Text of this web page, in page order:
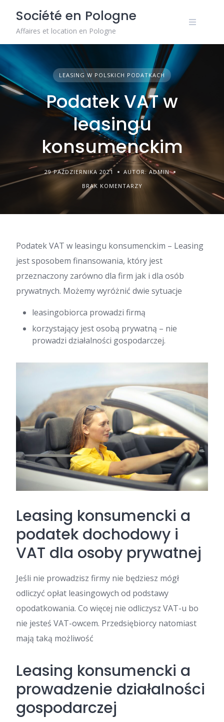
content
Société en Pologne
Affaires et location en Pologne
LEASING W POLSKICH PODATKACH
Podatek VAT w
leasingu
konsumenckim
29 PAŹDZIERNIKA 2021
AUTOR: ADMIN
BRAK KOMENTARZY
Podatek VAT w leasingu konsumenckim – Leasing
jest sposobem finansowania, który jest
przeznaczony zarówno dla firm jak i dla osób
prywatnych. Możemy wyróżnić dwie sytuacje
leasingobiorca prowadzi firmą
korzystający jest osobą prywatną – nie
prowadzi działalności gospodarczej.
Leasing konsumencki a
podatek dochodowy i
VAT dla osoby prywatnej
Jeśli nie prowadzisz firmy nie będziesz mógł
odliczyć opłat leasingowych od podstawy
opodatkowania. Co więcej nie odliczysz VAT-u bo
nie jesteś VAT-owcem. Przedsiębiorcy natomiast
mają taką możliwość
Leasing konsumencki a
prowadzenie działalności
gospodarczej